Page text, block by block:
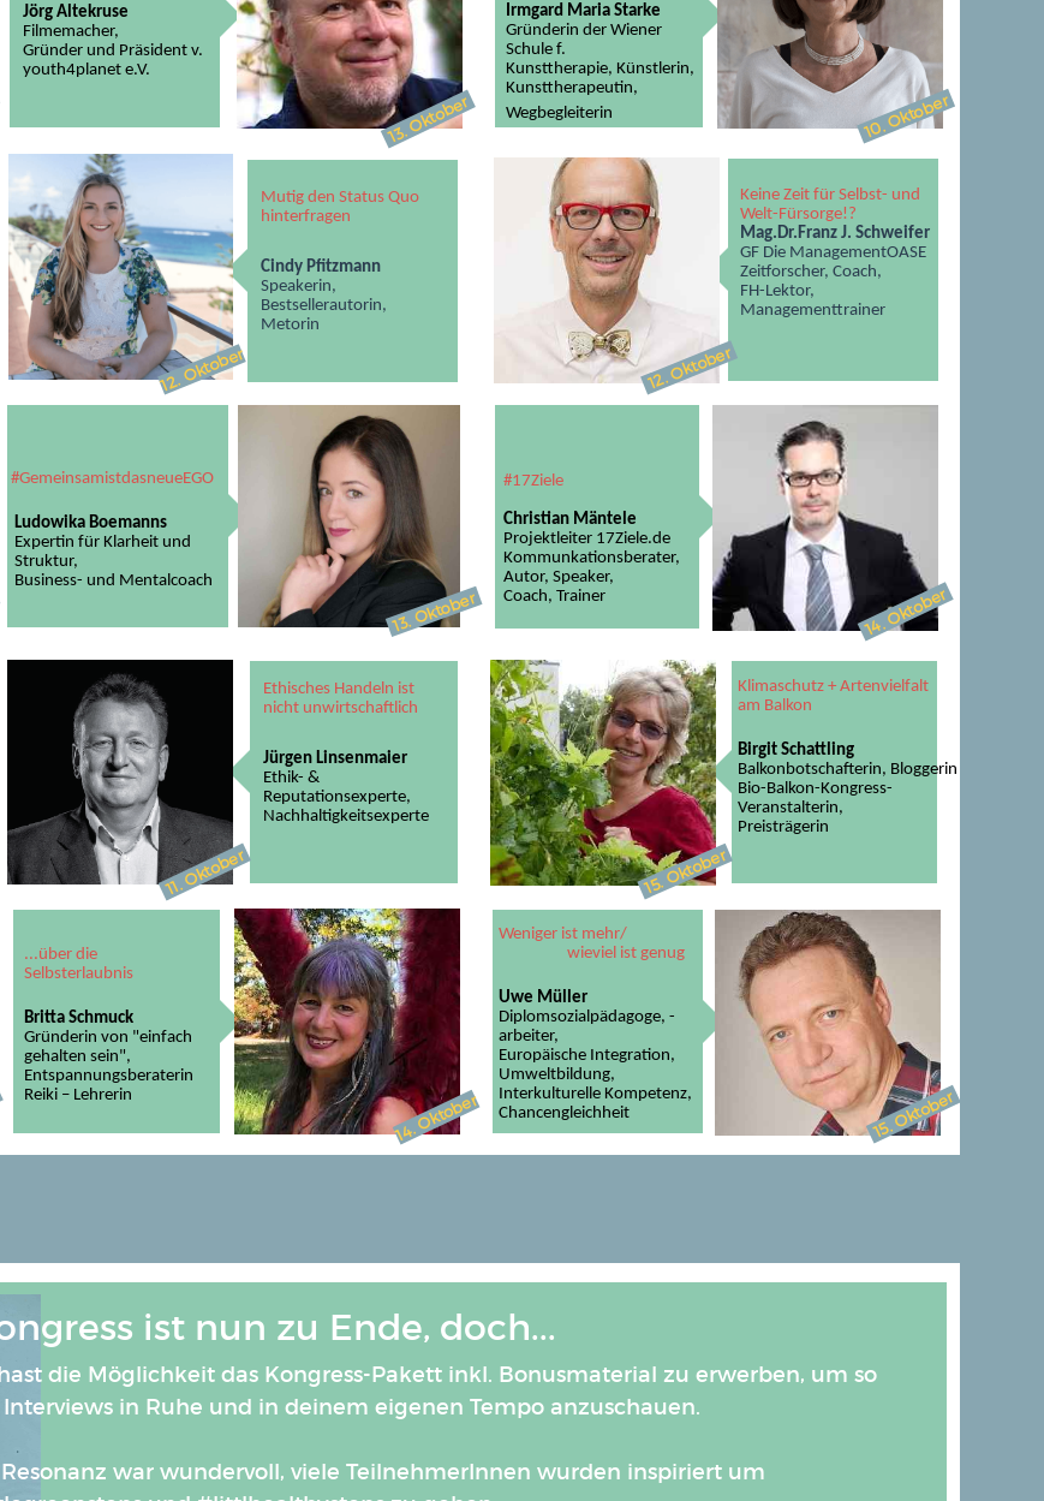
Jörg Altekruse
Filmemacher,
Gründer und Präsident v.
youth4planet e.V.
Irmgard Maria Starke
Gründerin der Wiener
Schule f.
Kunsttherapie, Künstlerin,
Kunsttherapeutin,
Wegbegleiterin
Mutig den Status Quo
hinterfragen
Cindy Pfitzmann
Speakerin,
Bestsellerautorin,
Metorin
K​​​limaschutz + Artenvielfalt
am Balkon
Birgit Schattling
Balkonbotschafterin, Bloggerin
Bio-Balkon-Kongress-
Veranstalterin,
Preisträgerin
#GemeinsamistdasneueEGO
Ludowika Boemanns
Expertin für Klarheit und
Struktur,
Business- und Mentalcoach
#17Ziele
Christian Mäntele
Projektleiter 17Ziele.de
Kommunkationsberater,
Autor, Speaker,
Coach, Trainer
Weniger ist mehr/
​​​​​​​wieviel ist genug
Uwe Müller
Diplomsozialpädagoge, -
arbeiter,
Europäische Integration,
Umweltbildung,
Interkulturelle Kompetenz,
Chancengleichheit
Ethisches Handeln ist
nicht unwirtschaftlich
Jürgen Linsenmaier
Ethik- &
Reputationsexperte,
​​​​​​​Nachhaltigkeitsexperte
K​​​eine Zeit für Selbst- und
Welt-Fürsorge!?
Mag.Dr.Franz J. Schweifer
GF Die ManagementOASE
Zeitforscher, Coach,
FH-Lektor,
Managementtrainer
...über die
Selbsterlaubnis
Britta Schmuck
Gründerin von "einfach
gehalten sein",
Entspannungsberaterin
Reiki – Lehrerin
13.Oktober
13.Oktober
14.Oktober
14. Oktober 15.Oktober
15.Oktober
11.Oktober
12.Oktober
10. Oktober
12.Oktober
ist nun zu Ende, doch...
die Möglichkeit das Kongress-Pakett inkl. Bonusmaterial zu erwerben, um so
in Ruhe und in deinem eigenen Tempo anzuschauen.
war wundervoll, viele TeilnehmerInnen wurden inspiriert um